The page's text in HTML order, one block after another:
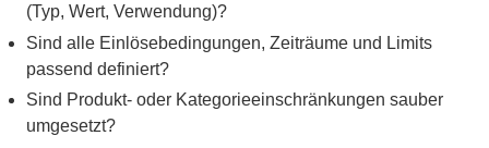
(Typ, Wert, Verwendung)?
Sind alle Einlösebedingungen, Zeiträume und Limits
passend definiert?
Sind Produkt- oder Kategorieeinschränkungen sauber
umgesetzt?